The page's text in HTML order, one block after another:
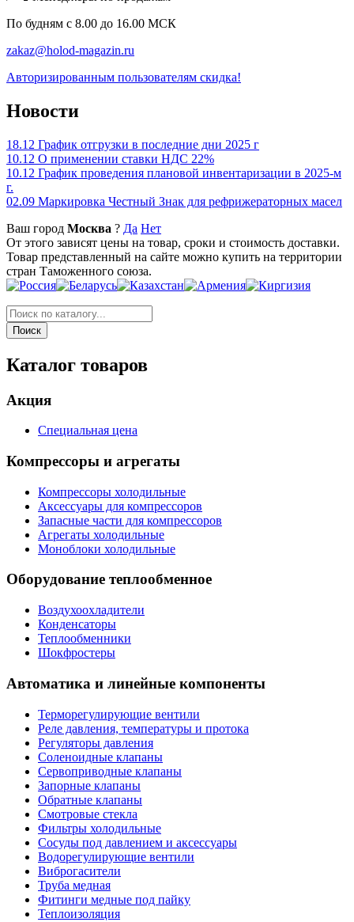
По будням c 8.00 до 16.00 МСК
zakaz@holod-magazin.ru
Авторизированным пользователям скидка!
Новости
18.12 График отгрузки в последние дни 2025 г
10.12 О применении ставки НДС 22%
10.12 График проведения плановой инвентаризации в 2025-м
г.
02.09 Маркировка Честный Знак для рефрижераторных масел
Ваш город Москва ? Да Нет
От этого зависят цены на товар, сроки и стоимость доставки.
Товар представленный на сайте можно купить на территории
стран Таможенного союза.
Каталог товаров
Акция
Специальная цена
Компрессоры и агрегаты
Компрессоры холодильные
Аксессуары для компрессоров
Запасные части для компрессоров
Агрегаты холодильные
Моноблоки холодильные
Оборудование теплообменное
Воздухоохладители
Конденсаторы
Теплообменники
Шокфростеры
Автоматика и линейные компоненты
Терморегулирующие вентили
Реле давления, температуры и протока
Регуляторы давления
Соленоидные клапаны
Сервоприводные клапаны
Запорные клапаны
Обратные клапаны
Смотровые стекла
Фильтры холодильные
Сосуды под давлением и аксессуары
Водорегулирующие вентили
Виброгасители
Труба медная
Фитинги медные под пайку
Теплоизоляция